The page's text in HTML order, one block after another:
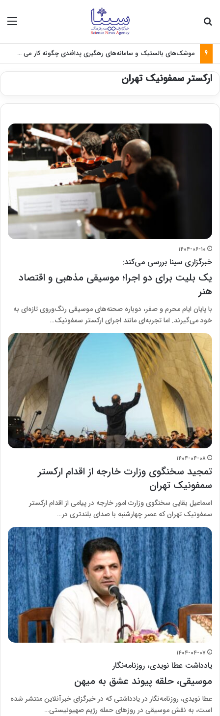
موشک‌های بالستیک و سامانه‌های رهگیری پدافندی چگونه کار می کنند؟
ارکستر سمفونیک تهران
۱۴۰۴-۰۶-۱۰
خبرگزاری سینا بررسی می‌کند:
یک بلیت برای دو اجرا؛ موسیقی مذهبی و اقتصاد
هنر
با پایان ایام محرم و صفر، دوباره صحنه‌های موسیقی رنگ‌و‌روی تازه‌ای به
خود می‌گیرند. اما تجربه‌ای مانند اجرای ارکستر سمفونیک…
۱۴۰۴-۰۴-۰۸
تمجید سخنگوی وزارت خارجه از اقدام ارکستر
سمفونیک تهران
اسماعیل بقایی سخنگوی وزارت امور خارجه در پیامی از اقدام ارکستر
سمفونیک تهران که عصر چهارشنبه با صدای بلندتری در…
۱۴۰۴-۰۴-۰۷
یادداشت عطا نویدی، روزنامه‌نگار
موسیقی، حلقه پیوند عشق به میهن
عطا نویدی، روزنامه‌نگار در یادداشتی که در خبرگزای خبر‌آنلاین منتشر شده
است، به نقش موسیقی در روزهای حمله رژیم صهیونیستی…